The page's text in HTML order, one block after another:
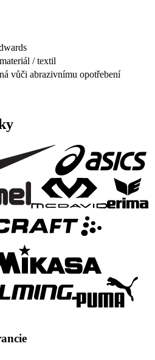
/ textil
vůči abrazivnímu opotřebení